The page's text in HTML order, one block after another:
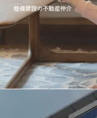
睦備建設の不動産仲介